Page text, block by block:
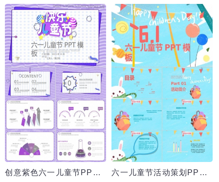
创意紫色六一儿童节PPT模板 六一儿童节活动策划PPT模板